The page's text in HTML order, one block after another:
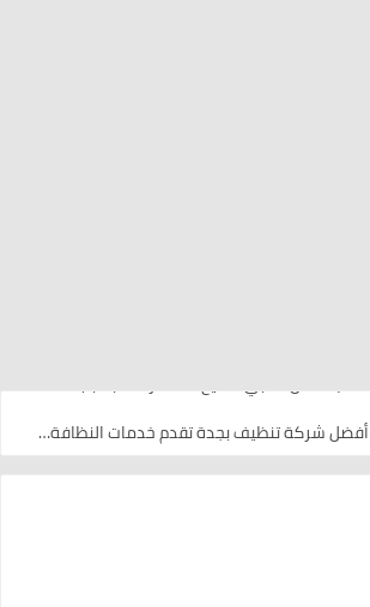
أفضل شركة تنظيف بجدة تقدم خدمات النظافة بالبخار
سعر سيارة فيات 500 في الجزائر 2022